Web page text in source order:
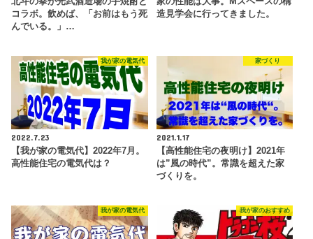
コラボ。飲めば、「お前はもう死
んでいる。」…
造見学会に行ってきました。
我が家の電気代
2022.7.23
【我が家の電気代】2022年7月。
高性能住宅の電気代は？
家づくり
2021.1.17
【高性能住宅の夜明け】2021年
は”風の時代”。常識を超えた家
づくりを。
我が家の電気代 我が家のおすすめ